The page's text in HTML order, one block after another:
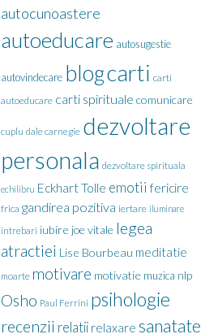
autocunoastere
autoeducare autosugestie
autovindecare blogcarti carti
autoeducare carti spirituale comunicare
cuplu dale carnegie dezvoltare
personala dezvoltare spirituala
echilibru Eckhart Tolle emotii fericire
frica gandirea pozitiva iertare iluminare
intrebari iubire joe vitale legea
atractiei Lise Bourbeau meditatie
moarte motivare motivatie muzica nlp
Osho Paul Ferrini psihologie
recenzii relatii relaxare sanatate